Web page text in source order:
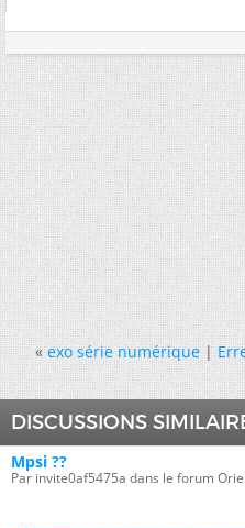
« exo série numérique|
DISCUSSIONS
Mpsi ??
Par invite0af5475a dans le forum